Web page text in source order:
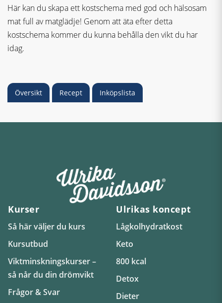
Här kan du skapa ett kostschema med god och hälsosam
mat full av matglädje! Genom att äta efter detta
kostschema kommer du kunna behålla den vikt du har
idag.
Översikt Recept Inköpslista
Kurser
Så här väljer du kurs
Kursutbud
Viktminskningskurser –
så når du din drömvikt
Frågor & Svar
Ulrikas koncept
Lågkolhydratkost
Keto
800 kcal
Detox
Dieter